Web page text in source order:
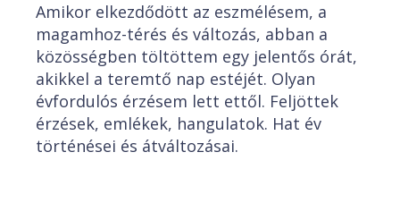
Amikor elkezdődött az eszmélésem, a
magamhoz-térés és változás, abban a
közösségben töltöttem egy jelentős órát,
akikkel a teremtő nap estéjét. Olyan
évfordulós érzésem lett ettől. Feljöttek
érzések, emlékek, hangulatok. Hat év
történései és átváltozásai.